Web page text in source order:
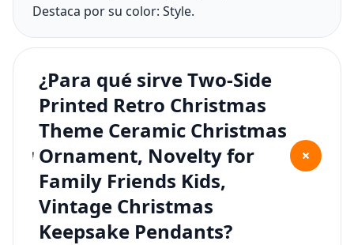
Destaca por su color: Style.
¿Para qué sirve Two-Side
Printed Retro Christmas
Theme Ceramic Christmas
Ornament, Novelty for
Family Friends Kids,
Vintage Christmas
Keepsake Pendants?
+